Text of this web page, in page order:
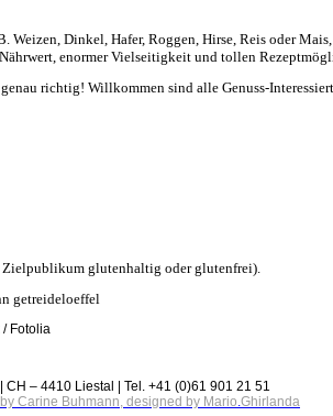
Dinkel, Hafer, Roggen, Hirse, Reis oder
enormer Vielseitigkeit und tollen
richtig! Willkommen sind alle Genuss-
glutenhaltig oder glutenfrei).
Fotolia
– 4410 Liestal | Tel. +41 (0)61 901 21 51
Carine Buhmann, designed by Mario.Ghirlanda